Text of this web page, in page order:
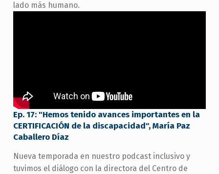
lado más humano.
Ep. 17: "Hemos tenido avances importantes en la
CERTIFICACIÓN de la discapacidad", María Paz
Caballero Díaz
Nueva temporada en nuestro podcast inclusivo y
tuvimos el diálogo con la directora del Centro de